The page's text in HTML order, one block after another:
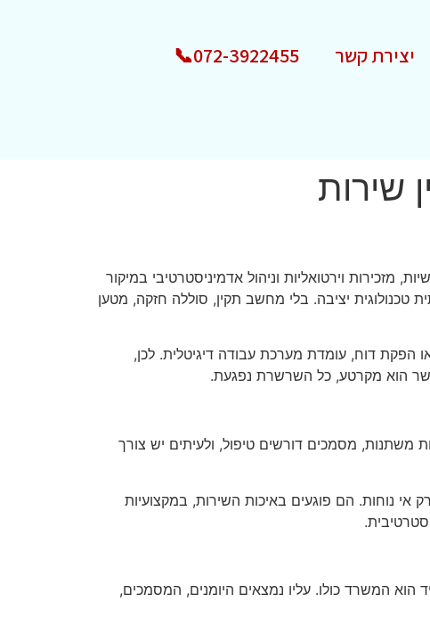
יצירת קשר 072-3922455📞
שירות
וירטואליות וניהול אדמיניסטרטיבי במיקור
טכנולוגית יציבה. בלי מחשב תקין, סוללה חזקה, מטען
הפקת דוח, עומדת מערכת עבודה דיגיטלית. לכן,
הוא מקרטע, כל השרשרת נפגעת.
מסמכים דורשים טיפול, ולעיתים יש צורך
נוחות. הם פוגעים באיכות השירות, במקצועיות
המשרד כולו. עליו נמצאים היומנים, המסמכים,